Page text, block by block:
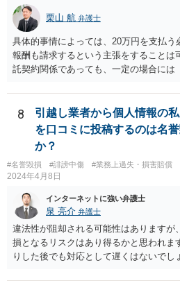
栗山 航 弁護士
具体的事情によっては、20万円を支払
報酬も請求するという主張をすることは
託契約関係であっても、一定の場合には
属性が認められる場合、すなわち、①使
務の提供をする者であること、②労務に
あることという２つの要件を満たした場
この判断は、様々な個別的事情に照らし
す。 「労働者」であるといえる場合、
定は、労働基準法16条違反となります。
ると主張し、労働基準法16条を根拠に20
られます（ただしその場合も、現実に発
ることはあり得ます）。 また「労働者
期間とはいえ業務として研修への参加が
研修期間分の報酬も請求できる可能性が
の関連性が認められる研修について、そ
示に基づくもので、その参加が事実上
8
引越し業者から個人情報の
を口コミに投稿するのは名
か？
#名誉毀損 #誹謗中傷 #業務上過失・損害賠償
2024年4月8日
インターネットに強い弁護士
泉 亮介 弁護士
違法性が阻却される可能性はありますが
損となるリスクはあり得るかと思われま
りした後でも対応として遅くはないでし